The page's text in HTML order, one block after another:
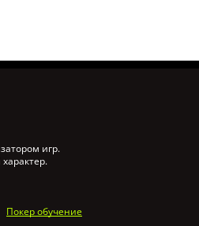
игр.
Покер обучение